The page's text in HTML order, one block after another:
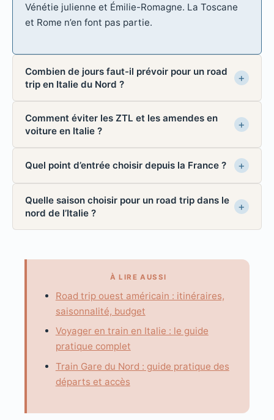
Vénétie julienne et Émilie-Romagne. La Toscane
et Rome n’en font pas partie.
Combien de jours faut-il prévoir pour un road
trip en Italie du Nord ?
Comment éviter les ZTL et les amendes en
voiture en Italie ?
Quel point d’entrée choisir depuis la France ?
Quelle saison choisir pour un road trip dans le
nord de l’Italie ?
À LIRE AUSSI
Road trip ouest américain : itinéraires,
saisonnalité, budget
Voyager en train en Italie : le guide
pratique complet
Train Gare du Nord : guide pratique des
départs et accès